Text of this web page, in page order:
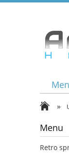
»
Menu
Retro